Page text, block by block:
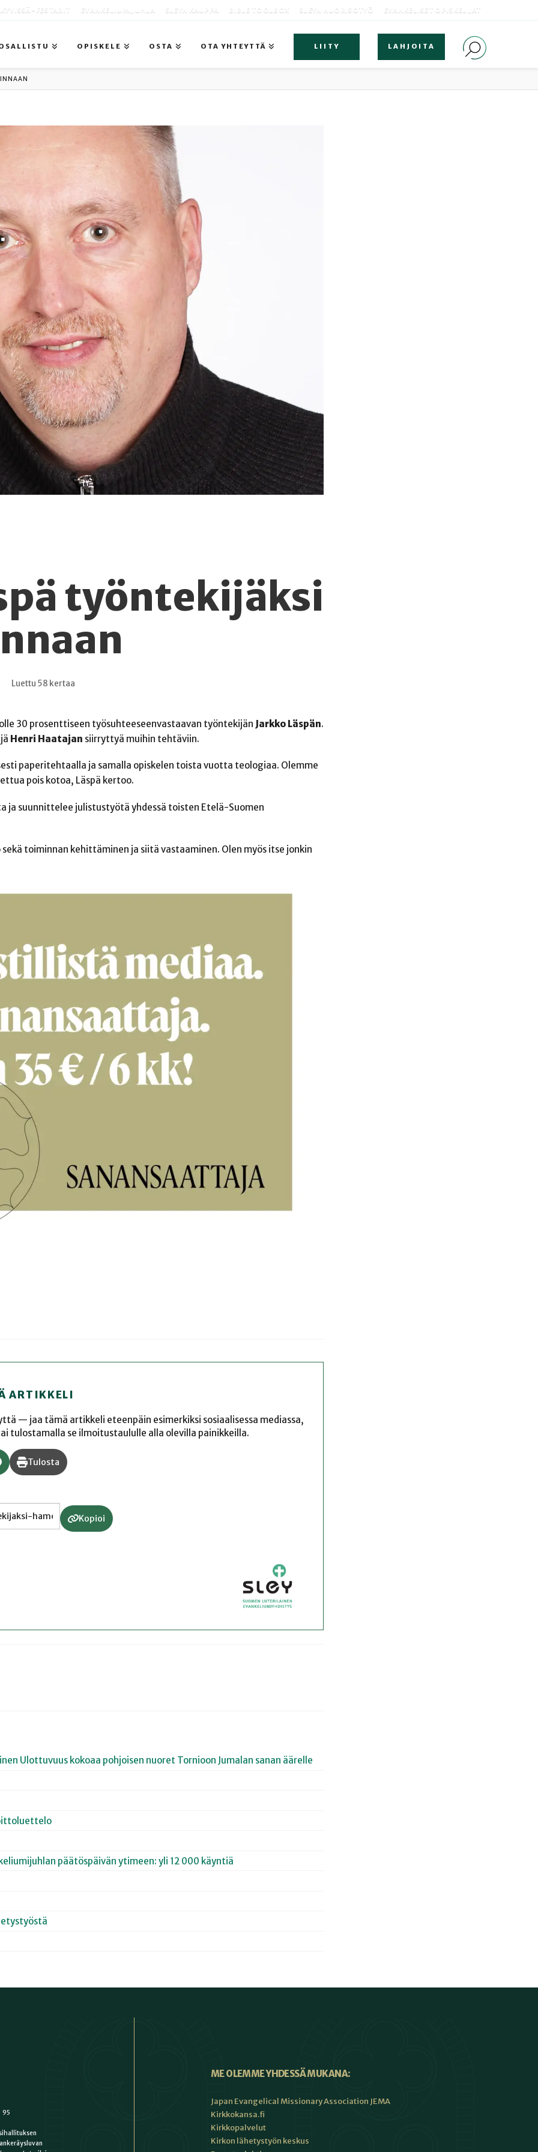
-FESTARIT EVANKELIUMIJUHLA SLEYN KAUPPA BIBLE TOOLBOX SLEYN NUORISOTYÖ EVANKELISET OPISKELIJAT
OPISKELE OSTA OTA YHTEYTTÄ LIITY LAHJOITA
työntekijäksi
Luettu 58 kertaa
30 prosenttiseen työsuhteeseenvastaavan työntekijän Jarkko Läspän.
Henri Haatajan siirryttyä muihin tehtäviin.
paperitehtaalla ja samalla opiskelen toista vuotta teologiaa. Olemme
pois kotoa, Läspä kertoo.
ja suunnittelee julistustyötä yhdessä toisten Etelä-Suomen
toiminnan kehittäminen ja siitä vastaaminen. Olen myös itse jonkin
ARTIKKELI
— jaa tämä artikkeli eteenpäin esimerkiksi sosiaalisessa mediassa,
tulostamalla se ilmoitustaululle alla olevilla painikkeilla.
Tulosta
Kopioi
Ulottuvuus kokoaa pohjoisen nuoret Tornioon Jumalan sanan äärelle
päätöspäivän ytimeen: yli 12 000 käyntiä
95
ME OLEMME YHDESSÄ MUKANA:
Japan Evangelical Missionary Association JEMA
Kirkkokansa.fi
Kirkkopalvelut
Kirkon lähetystyön keskus